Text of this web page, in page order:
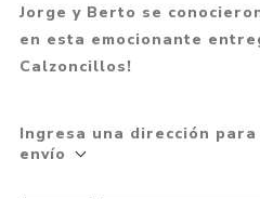
Jorge y Berto se
en esta emocionante
Calzoncillos!
Ingresa una dirección
envío